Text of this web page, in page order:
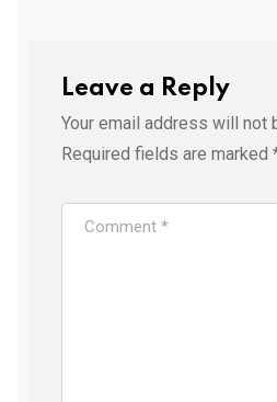
Leave a Reply
Your email address will not
Required fields are marked